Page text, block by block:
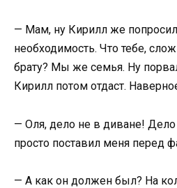
— Мам, ну Кирилл же
необходимость. Что тебе,
брату? Мы же семья. Ну
Кирилл потом отдаст.
— Оля, дело не в диване!
просто поставил меня перед
— А как он должен был? На